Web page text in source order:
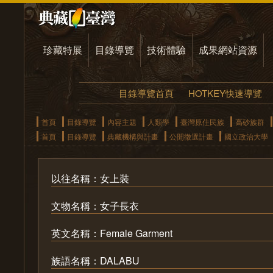
珍藏特展 目錄導覽 技術體驗 成果網站資源
目錄導覽首頁 HOTKEY快速導覽
首頁 目錄導覽 內容主題 人類學 臺灣原住民族
高砂族群
首頁
目錄導覽 典藏機構與計畫 公開徵選計畫 國立政治大學
以往名稱：女上裝
文物名稱：女子長衣
英文名稱：Female Garment
族語名稱：DALABU